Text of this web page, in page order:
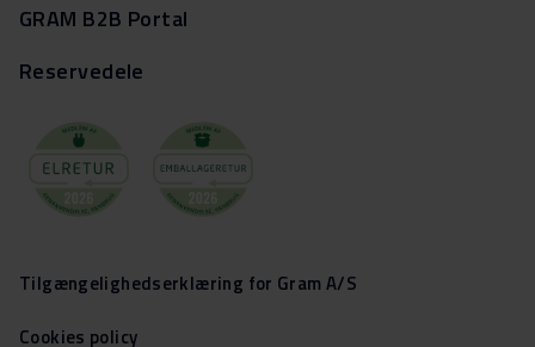
GRAM B2B Portal
Reservedele
Tilgængelighedserklæring for Gram A/S
Cookies policy